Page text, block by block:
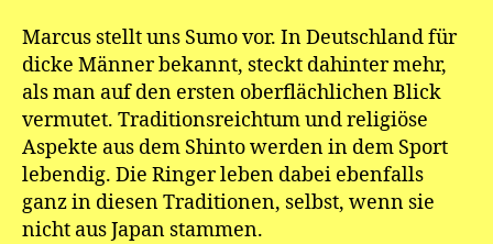
Marcus stellt uns Sumo vor. In Deutschland für
dicke Männer bekannt, steckt dahinter mehr,
als man auf den ersten oberflächlichen Blick
vermutet. Traditionsreichtum und religiöse
Aspekte aus dem Shinto werden in dem Sport
lebendig. Die Ringer leben dabei ebenfalls
ganz in diesen Traditionen, selbst, wenn sie
nicht aus Japan stammen.